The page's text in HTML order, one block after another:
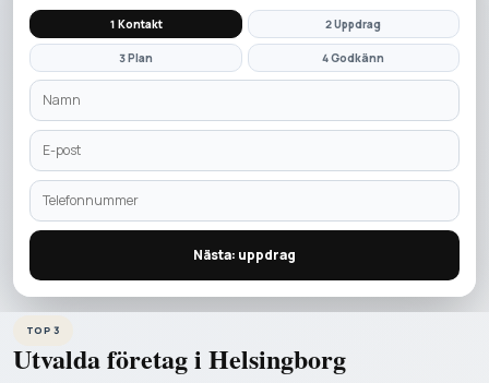
1 Kontakt 2 Uppdrag
3 Plan 4 Godkänn
Nästa: uppdrag
TOP 3
Utvalda företag i Helsingborg